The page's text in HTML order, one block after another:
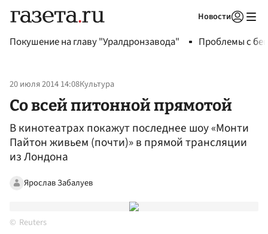
Новости
Покушение на главу "Уралдронзавода" Проблемы с
20 июля 2014 14:08Культура
Со всей питонной прямотой
В кинотеатрах покажут последнее шоу «Монти
Пайтон живьем (почти)» в прямой трансляции
из Лондона
Ярослав Забалуев
Reuters